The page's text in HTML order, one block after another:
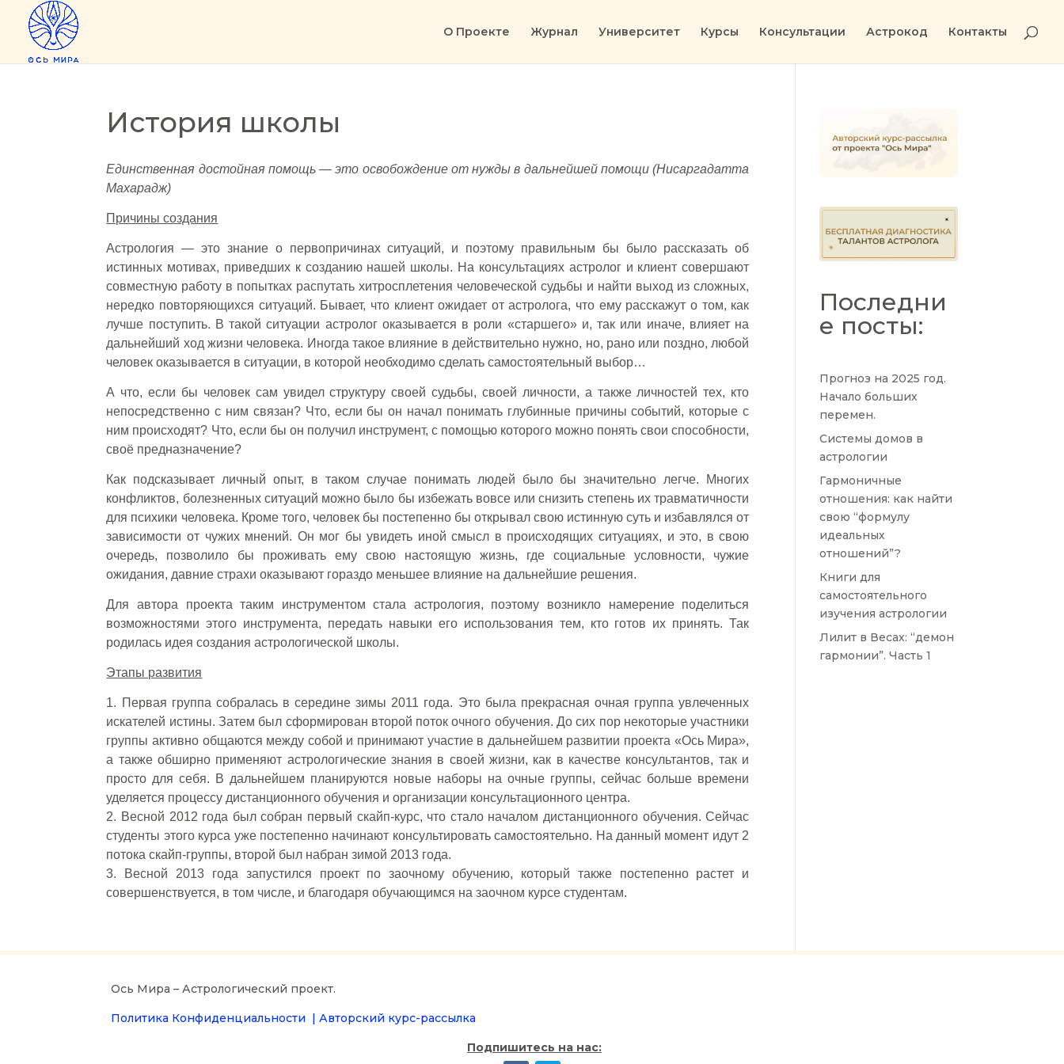
О Проекте Журнал Университет Курсы Консультации Астрокод Контакты
История школы
Единственная достойная помощь — это освобождение от нужды в дальнейшей помощи (Нисаргадатта
Махарадж)
Причины создания
Астрология — это знание о первопричинах ситуаций, и поэтому правильным бы было рассказать об
истинных мотивах, приведших к созданию нашей школы. На консультациях астролог и клиент совершают
совместную работу в попытках распутать хитросплетения человеческой судьбы и найти выход из сложных,
нередко повторяющихся ситуаций. Бывает, что клиент ожидает от астролога, что ему расскажут о том, как
лучше поступить. В такой ситуации астролог оказывается в роли «старшего» и, так или иначе, влияет на
дальнейший ход жизни человека. Иногда такое влияние в действительно нужно, но, рано или поздно, любой
человек оказывается в ситуации, в которой необходимо сделать самостоятельный выбор…
А что, если бы человек сам увидел структуру своей судьбы, своей личности, а также личностей тех, кто
непосредственно с ним связан? Что, если бы он начал понимать глубинные причины событий, которые с
ним происходят? Что, если бы он получил инструмент, с помощью которого можно понять свои способности,
своё предназначение?
Как подсказывает личный опыт, в таком случае понимать людей было бы значительно легче. Многих
конфликтов, болезненных ситуаций можно было бы избежать вовсе или снизить степень их травматичности
для психики человека. Кроме того, человек бы постепенно бы открывал свою истинную суть и избавлялся от
зависимости от чужих мнений. Он мог бы увидеть иной смысл в происходящих ситуациях, и это, в свою
очередь, позволило бы проживать ему свою настоящую жизнь, где социальные условности, чужие
ожидания, давние страхи оказывают гораздо меньшее влияние на дальнейшие решения.
Для автора проекта таким инструментом стала астрология, поэтому возникло намерение поделиться
возможностями этого инструмента, передать навыки его использования тем, кто готов их принять. Так
родилась идея создания астрологической школы.
Этапы развития
1. Первая группа собралась в середине зимы 2011 года. Это была прекрасная очная группа увлеченных
искателей истины. Затем был сформирован второй поток очного обучения. До сих пор некоторые участники
группы активно общаются между собой и принимают участие в дальнейшем развитии проекта «Ось Мира»,
а также обширно применяют астрологические знания в своей жизни, как в качестве консультантов, так и
просто для себя. В дальнейшем планируются новые наборы на очные группы, сейчас больше времени
уделяется процессу дистанционного обучения и организации консультационного центра.
2. Весной 2012 года был собран первый скайп-курс, что стало началом дистанционного обучения. Сейчас
студенты этого курса уже постепенно начинают консультировать самостоятельно. На данный момент идут 2
потока скайп-группы, второй был набран зимой 2013 года.
3. Весной 2013 года запустился проект по заочному обучению, который также постепенно растет и
совершенствуется, в том числе, и благодаря обучающимся на заочном курсе студентам.
Последни
е посты:
Прогноз на 2025 год.
Начало больших
перемен.
Системы домов в
астрологии
Гармоничные
отношения: как найти
свою “формулу
идеальных
отношений”?
Книги для
самостоятельного
изучения астрологии
Лилит в Весах: “демон
гармонии”. Часть 1
Ось Мира – Астрологический проект.
Политика Конфиденциальности |Авторский курс-рассылка
Подпишитесь на нас:
Отправить